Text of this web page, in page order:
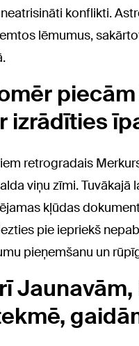
konflikti.
lēmumus,
izrādīties
retrogradais
viņu zīmi. Tuvākajā
kļūdas
pie iepriekš
pieņemšanu un